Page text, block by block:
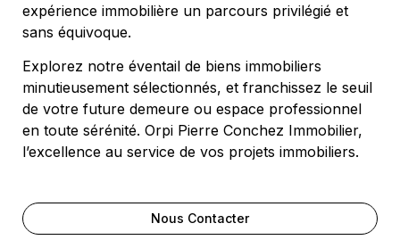
expérience immobilière un parcours privilégié et
sans équivoque.
Explorez notre éventail de biens immobiliers
minutieusement sélectionnés, et franchissez le seuil
de votre future demeure ou espace professionnel
en toute sérénité. Orpi Pierre Conchez Immobilier,
l’excellence au service de vos projets immobiliers.
Nous Contacter